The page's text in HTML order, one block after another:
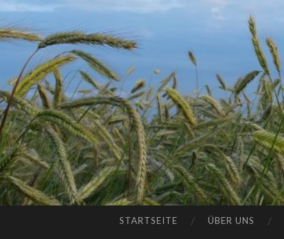
STARTSEITE ÜBER UNS